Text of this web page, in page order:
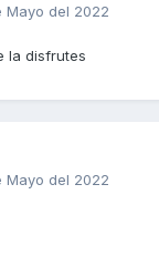
Mayo del 2022
la disfrutes
Mayo del 2022